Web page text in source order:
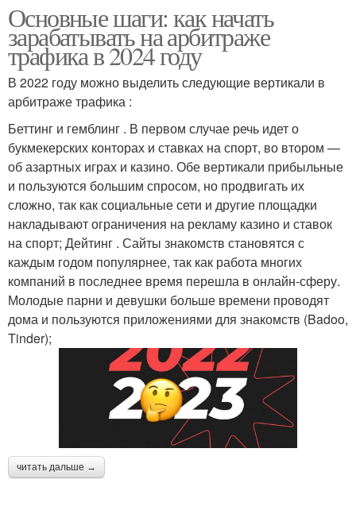
Основные шаги: как начать
зарабатывать на арбитраже
трафика в 2024 году
В 2022 году можно выделить следующие вертикали в
арбитраже трафика :
Беттинг и гемблинг . В первом случае речь идет о
букмекерских конторах и ставках на спорт, во втором —
об азартных играх и казино. Обе вертикали прибыльные
и пользуются большим спросом, но продвигать их
сложно, так как социальные сети и другие площадки
накладывают ограничения на рекламу казино и ставок
на спорт; Дейтинг . Сайты знакомств становятся с
каждым годом популярнее, так как работа многих
компаний в последнее время перешла в онлайн-сферу.
Молодые парни и девушки больше времени проводят
дома и пользуются приложениями для знакомств (Badoo,
Tinder);
читать дальше →